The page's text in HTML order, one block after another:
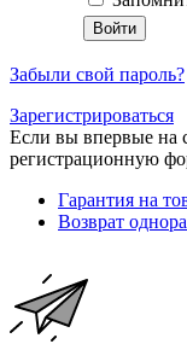
Забыли свой пароль?
Зарегистрироваться
Если вы впервые на
регистрационную
Гарантия на
Возврат